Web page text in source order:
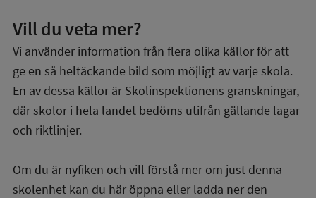
Vill du veta mer?
Vi använder information från flera olika källor för att
ge en så heltäckande bild som möjligt av varje skola.
En av dessa källor är Skolinspektionens granskningar,
där skolor i hela landet bedöms utifrån gällande lagar
och riktlinjer.
Om du är nyfiken och vill förstå mer om just denna
skolenhet kan du här öppna eller ladda ner den